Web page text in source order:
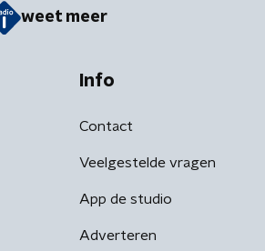
weet meer
Info
Contact
Veelgestelde vragen
App de studio
Adverteren